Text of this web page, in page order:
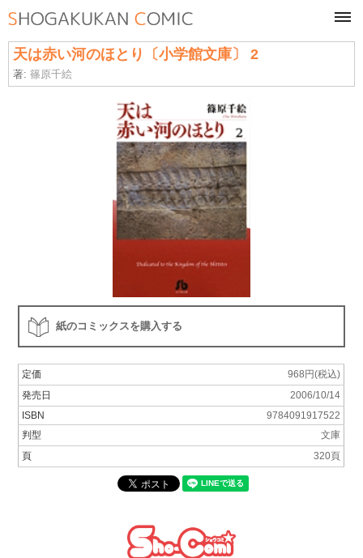
天は赤い河のほとり〔小学館文庫〕 2
著:篠原千絵
紙のコミックスを購入する
定価
968円(税込)
発売日
2006/10/14
ISBN
9784091917522
判型
文庫
頁
320頁